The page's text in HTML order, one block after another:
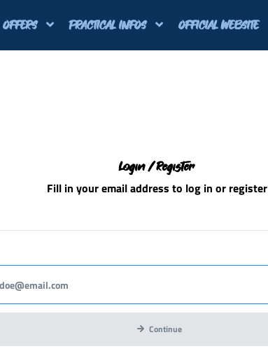
OFFERS PRACTICAL INFOS OFFICIAL WEBSITE
Login / Register
Fill in your email address to log in or register
Continue